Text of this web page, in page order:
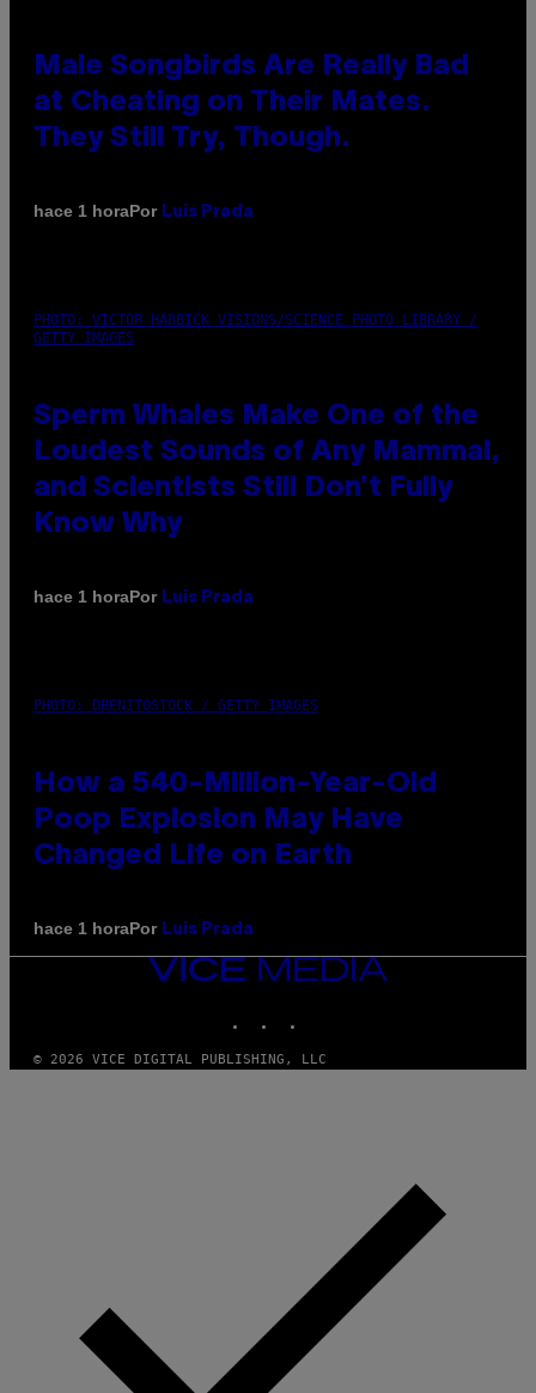
Male Songbirds Are Really Bad
at Cheating on Their Mates.
They Still Try, Though.
hace 1 horaPor Luis Prada
PHOTO: VICTOR HABBICK VISIONS/SCIENCE PHOTO LIBRARY /
GETTY IMAGES
Sperm Whales Make One of the
Loudest Sounds of Any Mammal,
and Scientists Still Don’t Fully
Know Why
hace 1 horaPor Luis Prada
PHOTO: DBENITOSTOCK / GETTY IMAGES
How a 540-Million-Year-Old
Poop Explosion May Have
Changed Life on Earth
hace 1 horaPor Luis Prada
VICE
MEDIA
© 2026 VICE DIGITAL PUBLISHING, LLC